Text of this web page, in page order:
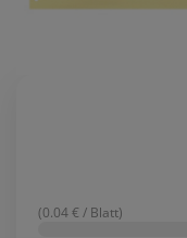
(0.04 € / Blatt)